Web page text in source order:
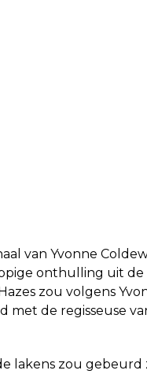
van Yvonne
onthulling uit de
zou volgens
met de regisseuse
lakens zou gebeurd